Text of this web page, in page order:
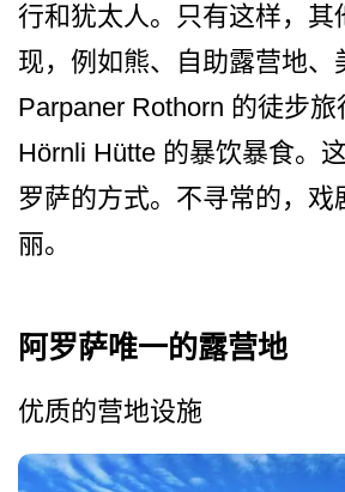
行和犹太人。只有这样，其
现，例如­熊、自助露营地、
Parpaner Rothorn 的徒步
Hörnli Hütte 的暴饮暴食。
罗萨的方式。不寻常的，戏
丽。
阿罗萨唯一的露营地
优质的营地设施